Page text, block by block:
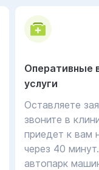
Оперативные
услуги
Оставляете
звоните в
приедет к вам
через 40
автопарк